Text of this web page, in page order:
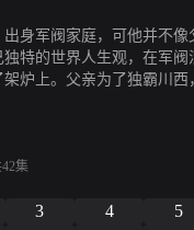
身军阀家庭，可他并不
特的世界人生观，在军
架炉上。父亲为了独霸川
集
3 4 5